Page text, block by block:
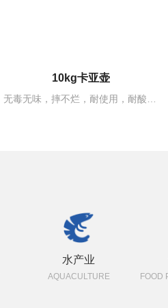
25kg卡亚壶
水产业
AQUACULTURE